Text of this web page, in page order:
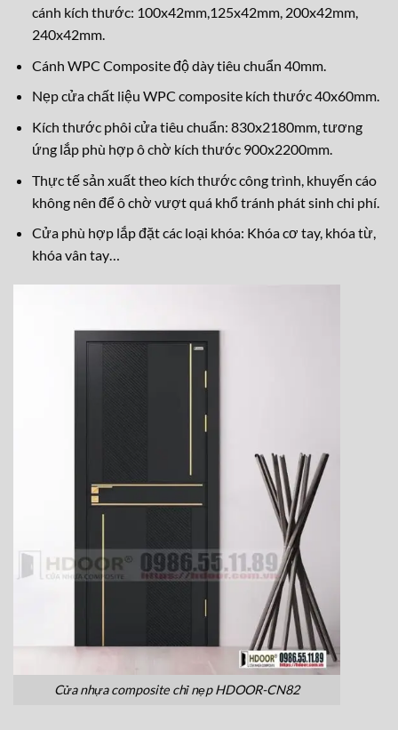
cánh kích thước: 100x42mm,125x42mm, 200x42mm,
240x42mm.
Cánh WPC Composite độ dày tiêu chuẩn 40mm.
Nẹp cửa chất liệu WPC composite kích thước 40x60mm.
Kích thước phôi cửa tiêu chuẩn: 830x2180mm, tương
ứng lắp phù hợp ô chờ kích thước 900x2200mm.
Thực tế sản xuất theo kích thước công trình, khuyến cáo
không nên để ô chờ vượt quá khổ tránh phát sinh chi phí.
Cửa phù hợp lắp đặt các loại khóa: Khóa cơ tay, khóa từ,
khóa vân tay…
Cửa nhựa composite chỉ nẹp HDOOR-CN82